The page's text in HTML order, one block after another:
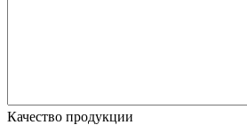
Качество продукции